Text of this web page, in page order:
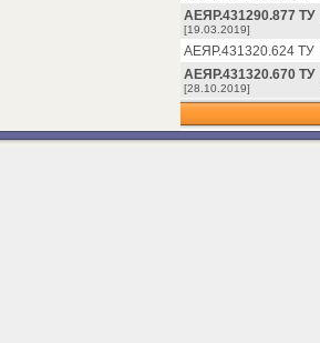
АЕЯР.431290.877 ТУ
[19.03.2019]
АЕЯР.431320.624 ТУ
АЕЯР.431320.670 ТУ
[28.10.2019]